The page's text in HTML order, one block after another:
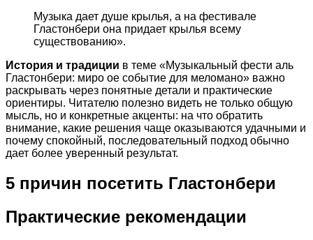
Музыка дает душе крылья, а на фестивале
Гластонбери она придает крылья всему
существованию».
История и традиции в теме «Музыкальный фести аль
Гластонбери: миро ое событие для меломано» важно
раскрывать через понятные детали и практические
ориентиры. Читателю полезно видеть не только общую
мысль, но и конкретные акценты: на что обратить
внимание, какие решения чаще оказываются удачными и
почему спокойный, последовательный подход обычно
дает более уверенный результат.
5 причин посетить Гластонбери
Практические рекомендации